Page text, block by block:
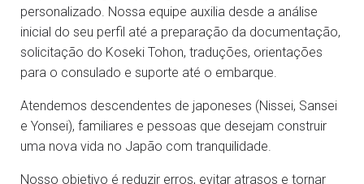
personalizado. Nossa equipe auxilia desde a análise
inicial do seu perfil até a preparação da documentação,
solicitação do Koseki Tohon, traduções, orientações
para o consulado e suporte até o embarque.
Atendemos descendentes de japoneses (Nissei, Sansei
e Yonsei), familiares e pessoas que desejam construir
uma nova vida no Japão com tranquilidade.
Nosso objetivo é reduzir erros, evitar atrasos e tornar